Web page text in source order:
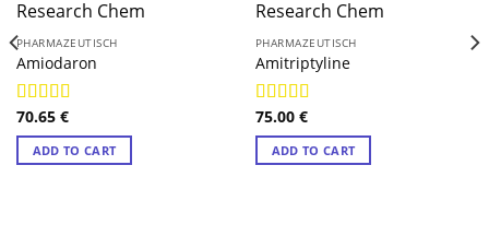
PHARMAZEUTISCH
Amiodaron
Rated4.88
out of 5
70.65 €
ADD TO CART
PHARMAZEUTISCH
Amitriptyline
Rated4.89
out of 5
75.00 €
ADD TO CART